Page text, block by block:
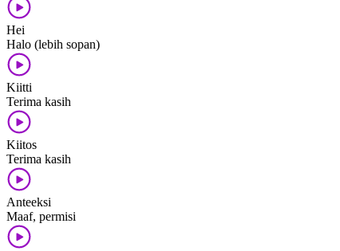
Hei
Halo (lebih sopan)
Kiitti
Terima kasih
Kiitos
Terima kasih
Anteeksi
Maaf, permisi